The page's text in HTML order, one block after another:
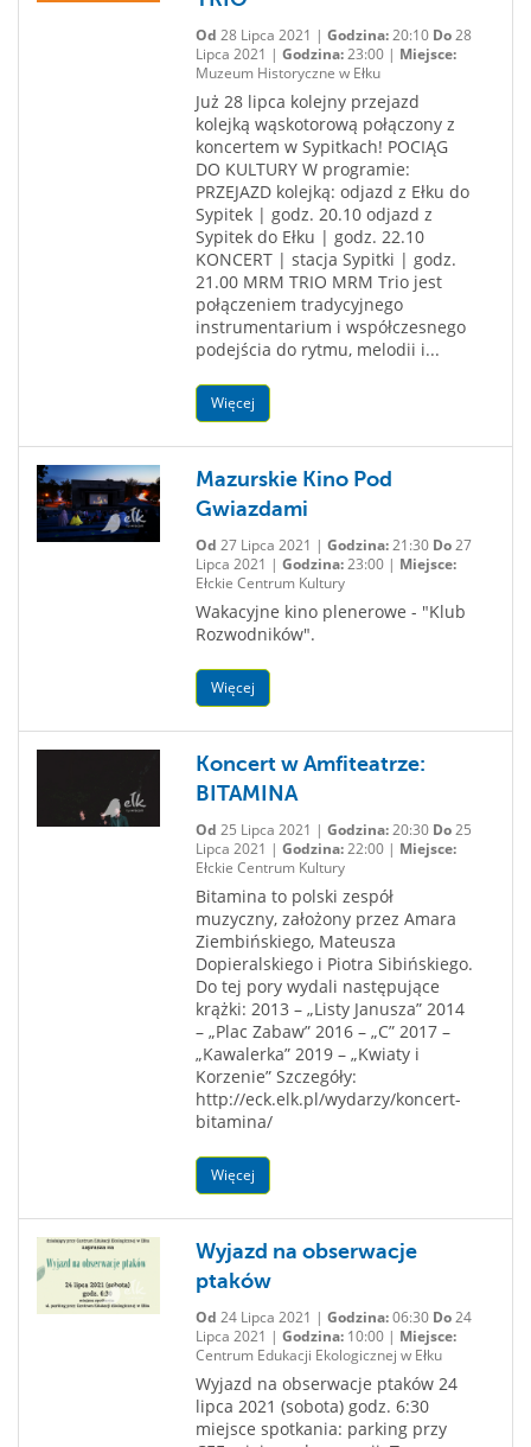
Od 28 Lipca 2021 | Godzina:20:10 Do28
Lipca 2021 | Godzina:23:00 | Miejsce:
Muzeum Historyczne w Ełku
Już 28 lipca kolejny przejazd
kolejką wąskotorową połączony z
koncertem w Sypitkach! POCIĄG
DO KULTURY W programie:
PRZEJAZD kolejką: odjazd z Ełku do
Sypitek | godz. 20.10 odjazd z
Sypitek do Ełku | godz. 22.10
KONCERT | stacja Sypitki | godz.
21.00 MRM TRIO MRM Trio jest
połączeniem tradycyjnego
instrumentarium i współczesnego
podejścia do rytmu, melodii i...
Więcej
Mazurskie Kino Pod
Gwiazdami
Od 27 Lipca 2021 | Godzina:21:30 Do27
Lipca 2021 | Godzina:23:00 | Miejsce:
Ełckie Centrum Kultury
Wakacyjne kino plenerowe - "Klub
Rozwodników".
Więcej
Koncert w Amfiteatrze:
BITAMINA
Od 25 Lipca 2021 | Godzina:20:30 Do25
Lipca 2021 | Godzina:22:00 | Miejsce:
Ełckie Centrum Kultury
Bitamina to polski zespół
muzyczny, założony przez Amara
Ziembińskiego, Mateusza
Dopieralskiego i Piotra Sibińskiego.
Do tej pory wydali następujące
krążki: 2013 – „Listy Janusza” 2014
– „Plac Zabaw” 2016 – „C” 2017 –
„Kawalerka” 2019 – „Kwiaty i
Korzenie” Szczegóły:
http://eck.elk.pl/wydarzy/koncert-
bitamina/
Więcej
Wyjazd na obserwacje
ptaków
Od 24 Lipca 2021 | Godzina:06:30 Do24
Lipca 2021 | Godzina:10:00 | Miejsce:
Centrum Edukacji Ekologicznej w Ełku
Wyjazd na obserwacje ptaków 24
lipca 2021 (sobota) godz. 6:30
miejsce spotkania: parking przy